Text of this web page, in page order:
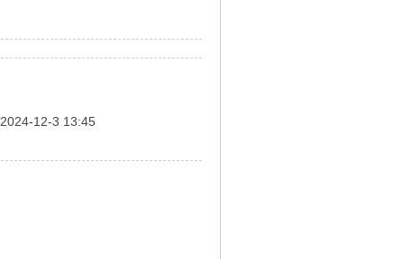
2024-12-3 13:45